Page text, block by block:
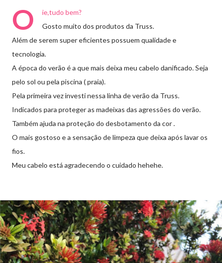
O
ie,tudo bem?
Gosto muito dos produtos da Truss.
Além de serem super eficientes possuem qualidade e
tecnologia.
A época do verão é a que mais deixa meu cabelo danificado. Seja
pelo sol ou pela piscina ( praia).
Pela primeira vez investi nessa linha de verão da Truss.
Indicados para proteger as madeixas das agressões do verão.
Também ajuda na proteção do desbotamento da cor .
O mais gostoso e a sensação de limpeza que deixa após lavar os
fios.
Meu cabelo está agradecendo o cuidado hehehe.